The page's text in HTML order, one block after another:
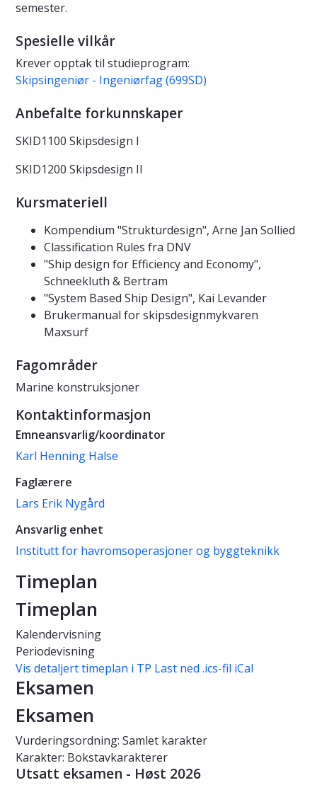
semester.
Spesielle vilkår
Krever opptak til studieprogram:
Skipsingeniør - Ingeniørfag (699SD)
Anbefalte forkunnskaper
SKID1100 Skipsdesign I
SKID1200 Skipsdesign II
Kursmateriell
Kompendium "Strukturdesign", Arne Jan Sollied
Classification Rules fra DNV
"Ship design for Efficiency and Economy",
Schneekluth & Bertram
"System Based Ship Design", Kai Levander
Brukermanual for skipsdesignmykvaren
Maxsurf
Fagområder
Marine konstruksjoner
Kontaktinformasjon
Emneansvarlig/koordinator
Karl Henning Halse
Faglærere
Lars Erik Nygård
Ansvarlig enhet
Institutt for havromsoperasjoner og byggteknikk
Timeplan
Timeplan
Kalendervisning
Periodevisning
Vis detaljert timeplan i TP Last ned .ics-fil iCal
Eksamen
Eksamen
Vurderingsordning: Samlet karakter
Karakter: Bokstavkarakterer
Utsatt eksamen - Høst 2026